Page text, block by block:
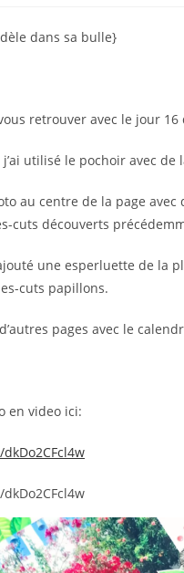
dans sa bulle}
retrouver avec le jour
j’ai utilisé le pochoir avec
au centre de la page
cuts découverts
une esperluette de la
cuts papillons.
pages avec le
en video ici: